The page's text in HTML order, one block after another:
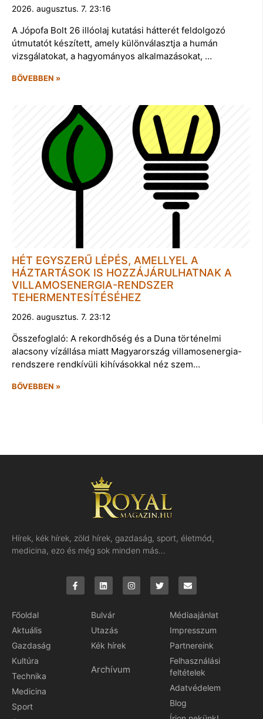
2026. augusztus. 7. 23:16
A Jópofa Bolt 26 illóolaj kutatási hátterét feldolgozó
útmutatót készített, amely különválasztja a humán
vizsgálatokat, a hagyományos alkalmazásokat, …
BŐVEBBEN »
HÉT EGYSZERŰ LÉPÉS, AMELLYEL A
HÁZTARTÁSOK IS HOZZÁJÁRULHATNAK A
VILLAMOSENERGIA-RENDSZER
TEHERMENTESÍTÉSÉHEZ
2026. augusztus. 7. 23:12
Összefoglaló: A rekordhőség és a Duna történelmi
alacsony vízállása miatt Magyarország villamosenergia-
rendszere rendkívüli kihívásokkal néz szem…
BŐVEBBEN »
Hírek, kék hírek, zöld hírek, gazdaság, sport, életmód,
medicina, ezo és még sok minden más…
Főoldal
Aktuális
Gazdaság
Kultúra
Technika
Medicina
Sport
Bulvár
Utazás
Kék hírek
Archívum
Médiaajánlat
Impresszum
Partnereink
Felhasználási
feltételek
Adatvédelem
Blog